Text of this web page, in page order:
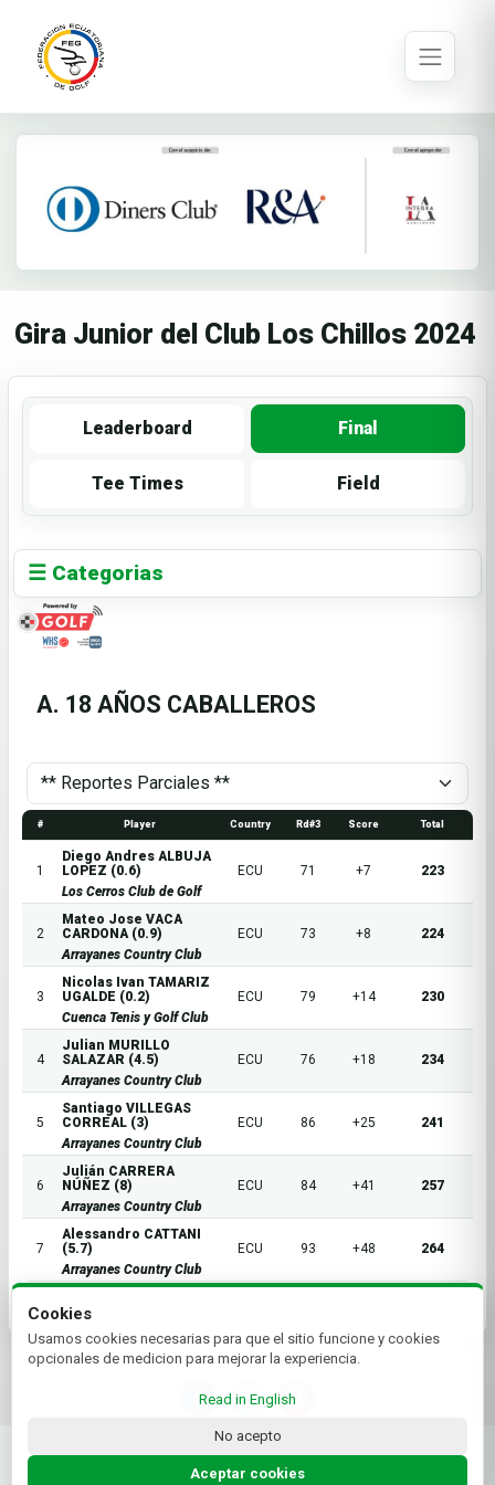
Gira Junior del Club Los Chillos 2024
Leaderboard Final
Tee Times Field
☰ Categorias
A. 18 AÑOS CABALLEROS
# Player Country Rd#3 Score Total
1
Diego Andres ALBUJA
LOPEZ (0.6)
Los Cerros Club de Golf
ECU 71 +7 223
2
Mateo Jose VACA
CARDONA (0.9)
Arrayanes Country Club
ECU 73 +8 224
3
Nicolas Ivan TAMARIZ
UGALDE (0.2)
Cuenca Tenis y Golf Club
ECU 79 +14 230
4
Julian MURILLO
SALAZAR (4.5)
Arrayanes Country Club
ECU 76 +18 234
5
Santiago VILLEGAS
CORREAL (3)
Arrayanes Country Club
ECU 86 +25 241
6
Julián CARRERA
NÚÑEZ (8)
Arrayanes Country Club
ECU 84 +41 257
7
Alessandro CATTANI
(5.7)
Arrayanes Country Club
ECU 93 +48 264
© 2026 Federación Ecuatoriana de Golf | by Plus+Golf
Website powered byPlus+Golf
Cookies
Usamos cookies necesarias para que el sitio funcione y cookies
opcionales de medicion para mejorar la experiencia.
Read in English
No acepto
Aceptar cookies